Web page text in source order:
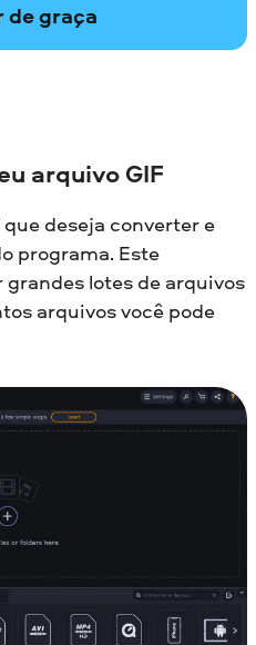
de graça
arquivo GIF
deseja converter e
programa. Este
lotes de arquivos
arquivos você pode